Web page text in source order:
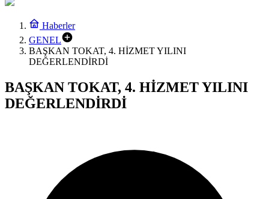
Haberler
GENEL
BAŞKAN TOKAT, 4. HİZMET YILINI
DEĞERLENDİRDİ
BAŞKAN TOKAT, 4. HİZMET YILINI
DEĞERLENDİRDİ